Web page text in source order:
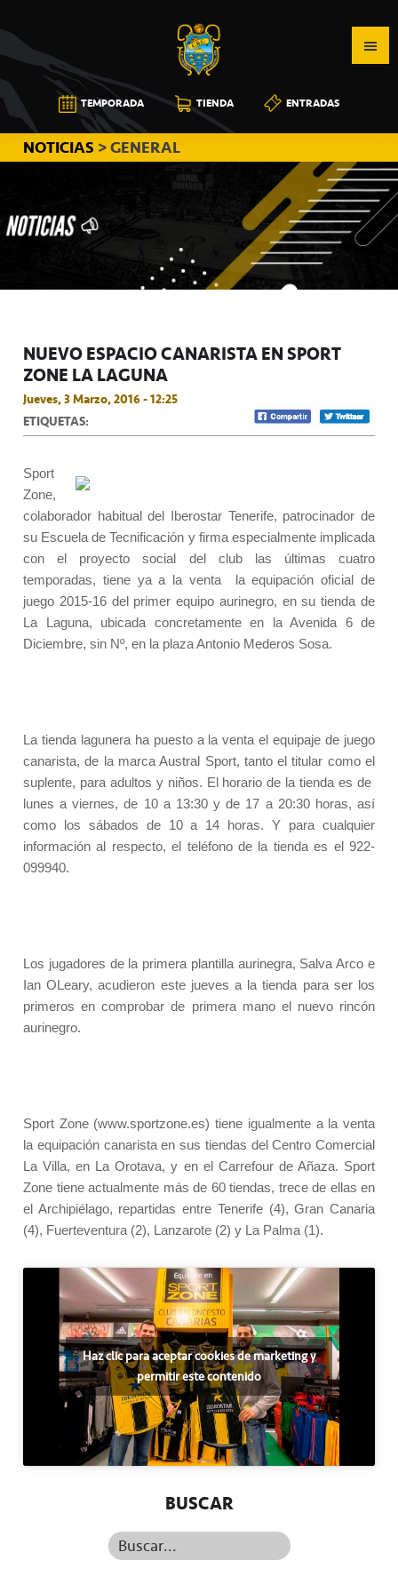
a
la
navegación
principal
al
contenido
principal
a
la
barra
lateral
principal
CB
CANARIAS
TEMPORADA TIENDA ENTRADAS
NOTICIAS > GENERAL
NUEVO ESPACIO CANARISTA EN SPORT
ZONE LA LAGUNA
Jueves, 3 Marzo, 2016 - 12:25
ETIQUETAS:
Sport
Zone,
colaborador habitual del Iberostar Tenerife, patrocinador de
su Escuela de Tecnificación y firma especialmente implicada
con el proyecto social del club las últimas cuatro
temporadas, tiene ya a la venta
la equipación oficial de
juego 2015-16 del primer equipo aurinegro, en su tienda de
La Laguna, ubicada concretamente en la Avenida 6 de
Diciembre, sin Nº, en la plaza Antonio Mederos Sosa.
La tienda lagunera ha puesto a la venta el equipaje de juego
canarista, de la marca Austral Sport, tanto el titular como el
suplente, para adultos y niños. El horario de la tienda es de
lunes a viernes, de 10 a 13:30 y de 17 a 20:30 horas, así
como los sábados de 10 a 14 horas. Y para cualquier
información al respecto, el teléfono de la tienda es el 922-
099940.
Los jugadores de la primera plantilla aurinegra, Salva Arco e
Ian OLeary, acudieron este jueves a la tienda para ser los
primeros en comprobar de primera mano el nuevo rincón
aurinegro.
Sport Zone (www.sportzone.es) tiene igualmente a la venta
la equipación canarista en sus tiendas del Centro Comercial
La Villa, en La Orotava, y en el Carrefour de Añaza. Sport
Zone tiene actualmente más de 60 tiendas, trece de ellas en
el Archipiélago, repartidas entre Tenerife (4), Gran Canaria
(4), Fuerteventura (2), Lanzarote (2) y La Palma (1).
Haz clic para aceptar cookies de marketing y
permitir este contenido
BUSCAR
Buscar...